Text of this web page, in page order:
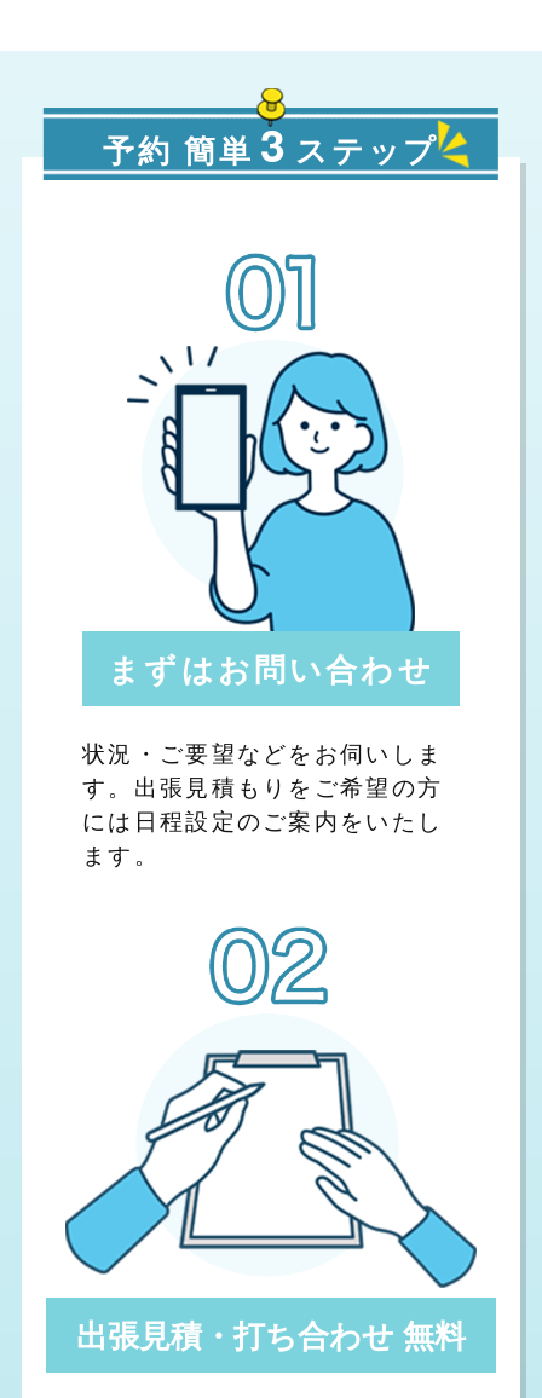
予約 簡単 3 ステップ
まずはお問い合わせ
状況・ご要望などをお伺いしま
す。出張見積もりをご希望の方
には日程設定のご案内をいたし
ます。
出張見積・打ち合わせ 無料